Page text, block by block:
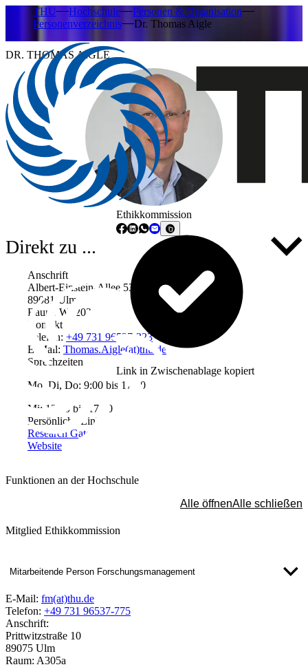
THU Hochschule
Personen & Organisation
Personenverzeichnis
Dr. Thomas Aigle
DR. THOMAS AIGLE
Ethikkommission
Link in Zwischenablage kopiert
Direkt zu ...
Anschrift
Albert-Einstein-Allee 53-55
89081 Ulm
Raum: W3202
Kontakt
Telefon: +49 731 96537-323
E-Mail: Thomas.Aigle(at)thu.de
Sprechzeiten
Mo, Di, Do: 9:00 bis 17:00
Mi: 13:00 bis 17:00
Persönliche Links
Research Gate
Website
Funktionen an der Hochschule
Alle öffnenAlle schließen
Mitglied Ethikkommission
Mitarbeitende Person Forschungsmanagement
E-Mail: fm(at)thu.de
Telefon: +49 731 96537-775
Anschrift:
Prittwitzstraße 10
89075 Ulm
Raum: A305a